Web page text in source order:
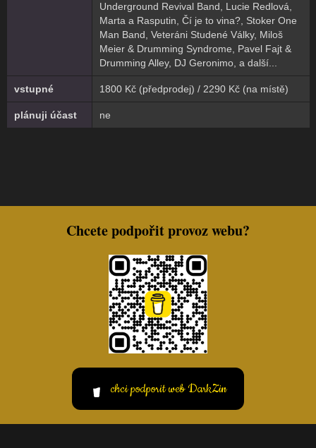
Underground Revival Band, Lucie Redlová,
Marta a Rasputin, Čí je to vina?, Stoker One
Man Band, Veteráni Studené Války, Miloš
Meier & Drumming Syndrome, Pavel Fajt &
Drumming Alley, DJ Geronimo, a další...
vstupné 1800 Kč (předprodej) / 2290 Kč (na místě)
plánuji účast ne
Chcete podpořit provoz webu?
chci podporit web DarkZin